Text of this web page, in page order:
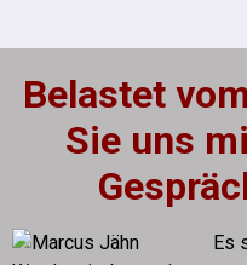
Belastet
Sie uns
Es